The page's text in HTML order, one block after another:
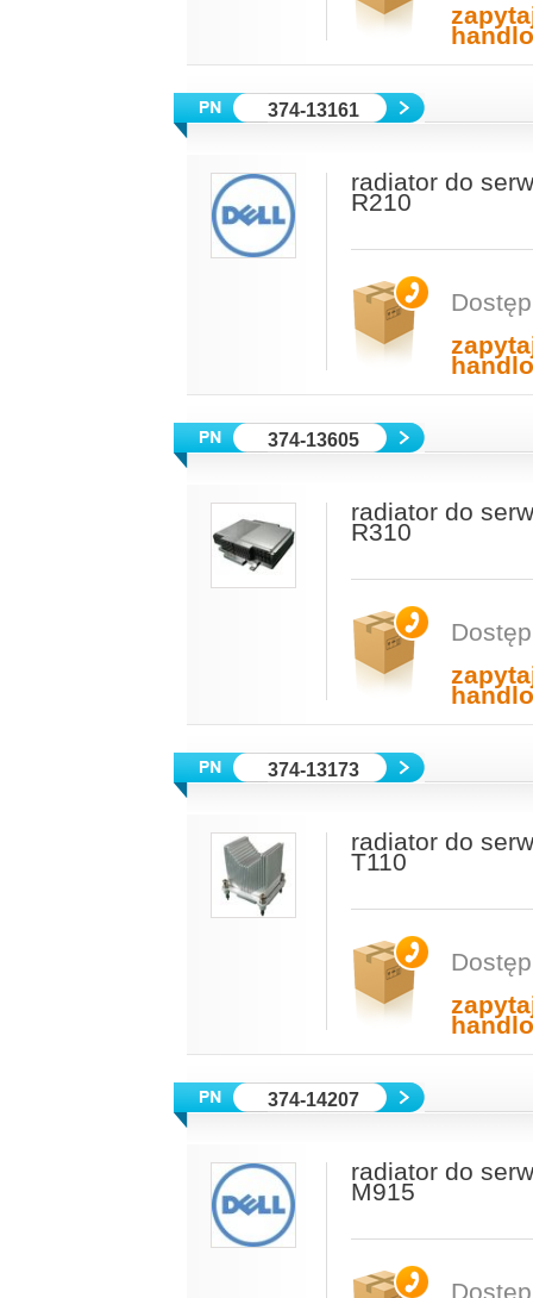
374-13161
radiator do
R210
374-13605
radiator do
R310
374-13173
radiator do
T110
374-14207
radiator do
M915